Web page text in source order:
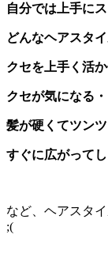
自分では上手に
どんなヘアスタ
クセを上手く活
クセが気になる・
髪が硬くてツン
すぐに広がってし
など、ヘアスタ
;(